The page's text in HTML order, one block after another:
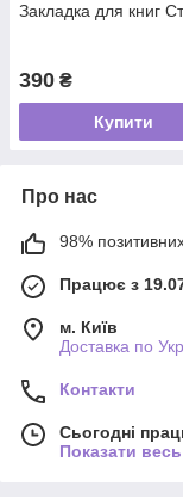
Закладка для книг
390 ₴
Купити
Про нас
98% позитивних
Працює з
м. Київ
Доставка по
Контакти
Сьогодні
Показати